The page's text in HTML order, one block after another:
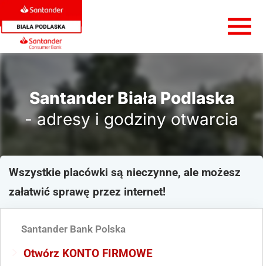
Santander Biała Podlaska
- adresy i godziny otwarcia
Wszystkie placówki są nieczynne, ale możesz
załatwić sprawę przez internet!
Santander Bank Polska
Otwórz KONTO FIRMOWE